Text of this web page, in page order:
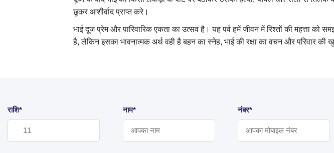
छूकर आशीर्वाद प्राप्त करे।
भाई दूज प्रेम और पारिवारिक एकता का उत्सव है। यह पर्व हमें जीवन में रिश्तों की
है, लेकिन इसका भावनात्मक अर्थ वही है बहन का स्नेह, भाई की रक्षा का वचन और परिवार की
राशि* नाम* नंबर*